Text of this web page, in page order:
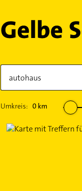
Umkreis: 0km